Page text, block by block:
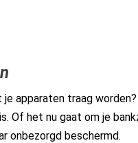
je apparaten traag
Of het nu gaat om je
onbezorgd beschermd.